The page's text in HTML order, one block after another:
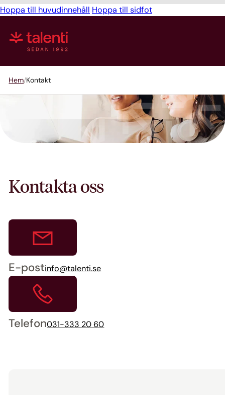
Hoppa till huvudinnehåll Hoppa till sidfot
Hem Kontakt
Kontakta oss
E-postinfo@talenti.se
Telefon031-333 20 60